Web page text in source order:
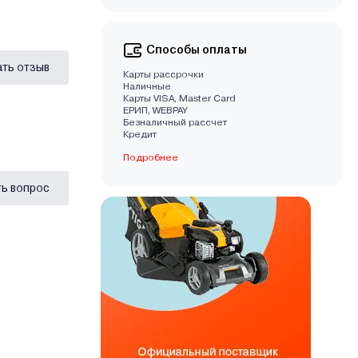
отзыв
вопрос
Способы оплаты
Карты рассрочки
Наличные
Карты VISA, Master Card
EРИП, WEBPAY
Безналичный рассчет
Кредит
Подробнее